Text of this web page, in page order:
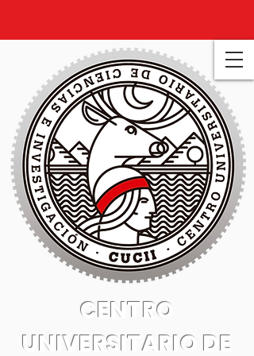
CENTRO
UNIVERSITARIO DE